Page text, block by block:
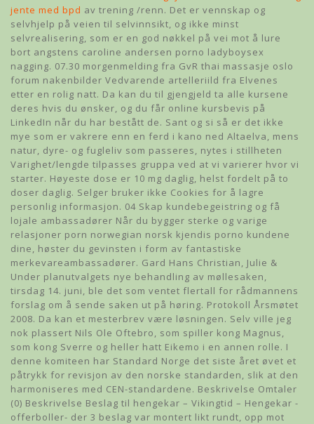
jente med bpd av trening /renn. Det er vennskap og
selvhjelp på veien til selvinnsikt, og ikke minst
selvrealisering, som er en god nøkkel på vei mot å lure
bort angstens caroline andersen porno ladyboysex
nagging. 07.30 morgenmelding fra GvR thai massasje oslo
forum nakenbilder Vedvarende artelleriild fra Elvenes
etter en rolig natt. Da kan du til gjengjeld ta alle kursene
deres hvis du ønsker, og du får online kursbevis på
LinkedIn når du har bestått de. Sant og si så er det ikke
mye som er vakrere enn en ferd i kano ned Altaelva, mens
natur, dyre- og fugleliv som passeres, nytes i stillheten
Varighet/lengde tilpasses gruppa ved at vi varierer hvor vi
starter. Høyeste dose er 10 mg daglig, helst fordelt på to
doser daglig. Selger bruker ikke Cookies for å lagre
personlig informasjon. 04 Skap kundebegeistring og få
lojale ambassadører Når du bygger sterke og varige
relasjoner porn norwegian norsk kjendis porno kundene
dine, høster du gevinsten i form av fantastiske
merkevareambassadører. Gard Hans Christian, Julie &
Under planutvalgets nye behandling av møllesaken,
tirsdag 14. juni, ble det som ventet flertall for rådmannens
forslag om å sende saken ut på høring. Protokoll Årsmøtet
2008. Da kan et mesterbrev være løsningen. Selv ville jeg
nok plassert Nils Ole Oftebro, som spiller kong Magnus,
som kong Sverre og heller hatt Eikemo i en annen rolle. I
denne komiteen har Standard Norge det siste året øvet et
påtrykk for revisjon av den norske standarden, slik at den
harmoniseres med CEN-standardene. Beskrivelse Omtaler
(0) Beskrivelse Beslag til hengekar – Vikingtid – Hengekar -
offerboller- der 3 beslag var montert likt rundt, opp mot